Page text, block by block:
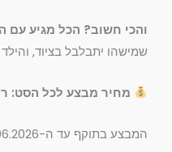
והכי חשוב? הכל מגיע
שמישהו יתבלבל בציוד, והילד
מחיר מבצע לכל הסט: רק
המבצע בתוקף עד ה-30.06.2026.